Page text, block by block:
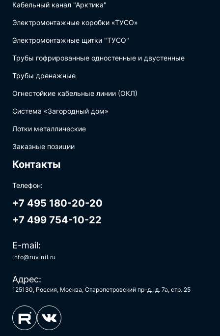
Кабельный канал "Арктика"
Электромонтажные коробки «ТУСО»
Электромонтажные щитки "ТУСО"
Трубы гофрированные одностенные и двустенные
Трубы дренажные
Огнестойкие кабельные линии (ОКЛ)
Система «Загородный дом»
Лотки металлические
Заказные позиции
Контакты
Телефон:
+7 495 180-20-20
+7 499 754-10-22
E-mail:
info@ruvinil.ru
Адрес:
125130, Россия, Москва, Старопетровский пр-д., д. 7а, стр. 25